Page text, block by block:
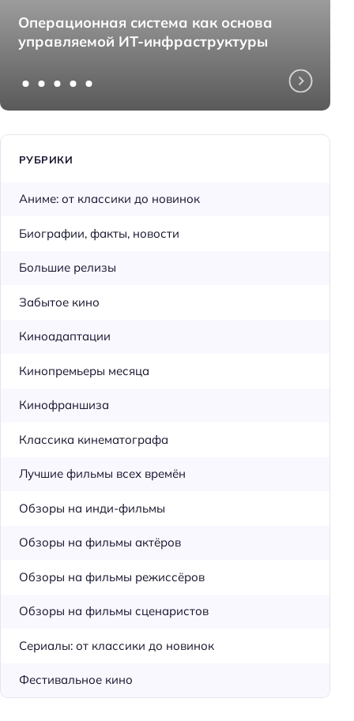
Операционная система как основа
управляемой ИТ-инфраструктуры
РУБРИКИ
Аниме: от классики до новинок
Биографии, факты, новости
Большие релизы
Забытое кино
Киноадаптации
Кинопремьеры месяца
Кинофраншиза
Классика кинематографа
Лучшие фильмы всех времён
Обзоры на инди-фильмы
Обзоры на фильмы актёров
Обзоры на фильмы режиссёров
Обзоры на фильмы сценаристов
Сериалы: от классики до новинок
Фестивальное кино